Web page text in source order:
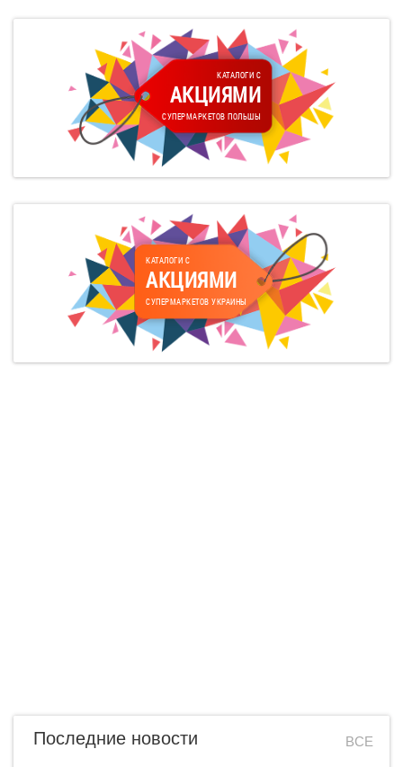
КАТАЛОГИ С
АКЦИЯМИ
СУПЕРМАРКЕТОВ ПОЛЬШЫ
КАТАЛОГИ С
АКЦИЯМИ
СУПЕРМАРКЕТОВ УКРАИНЫ
Последние новости ВСЕ